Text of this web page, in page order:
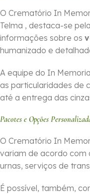
O Crematório In
Telma , destaca-se
informações sobre os
humanizado e
A equipe do In
as particularidades de
até a entrega das
Pacotes e Opções
O Crematório In
variam de acordo com
urnas, serviços de
É possível, também,